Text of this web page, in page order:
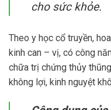
cho sức khỏe.
Theo y học cổ truyền,
kinh can – vị, có công
chữa trị chứng thủy
không lợi, kinh nguyệt